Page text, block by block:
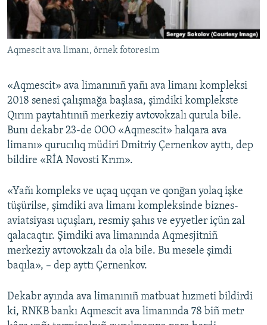
Русский
Українською
RFE/RS bütün saytları
Aqmescit ava limanı, örnek fotoresim
«Aqmescit» ava limanınıñ yañı ava limanı kompleksi
2018 senesi çalışmağa başlasa, şimdiki komplekste
Qırım paytahtınıñ merkeziy avtovokzalı qurula bile.
Bunı dekabr 23-de OOO «Aqmescit» halqara ava
limanı» qurucılıq müdiri Dmitriy Çernenkov ayttı, dep
bildire «RİA Novosti Krım».
«Yañı kompleks ve uçaq uçqan ve qonğan yolaq işke
tüşürilse, şimdiki ava limanı kompleksinde biznes-
aviatsiyası uçuşları, resmiy şahıs ve eyyetler içün zal
qalacaqtır. Şimdiki ava limanında Aqmesjitniñ
merkeziy avtovokzalı da ola bile. Bu mesele şimdi
baqıla», – dep ayttı Çernenkov.
Dekabr ayında ava limanınıñ matbuat hızmeti bildirdi
ki, RNKB bankı Aqmescit ava limanında 78 biñ metr